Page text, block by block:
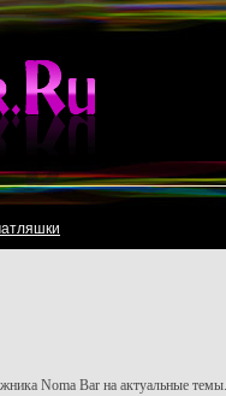
Noma Bar на актуальные